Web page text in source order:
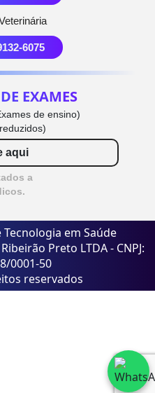
6075
EXAMES
de ensino)
aqui
a
Tecnologia em Saúde
Preto LTDA - CNPJ:
0001-50
reservados